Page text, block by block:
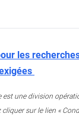
les
est une division
cliquer sur le lien «